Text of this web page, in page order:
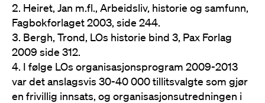
Heiret, Jan m.fl., Arbeidsliv, historie og samfunn,
Fagbokforlaget 2003, side 244.
Bergh, Trond, LOs historie bind 3, Pax Forlag
2009 side 312.
I følge LOs organisasjonsprogram 2009-2013
var det anslagsvis 30-40 000 tillitsvalgte som gjør
en frivillig innsats, og organisasjonsutredningen i